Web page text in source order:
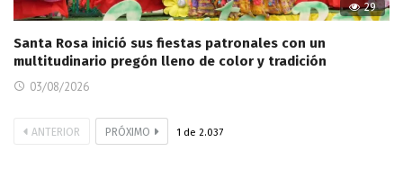
29
Santa Rosa inició sus fiestas patronales con un
multitudinario pregón lleno de color y tradición
03/08/2026
ANTERIOR PRÓXIMO 1 de 2.037